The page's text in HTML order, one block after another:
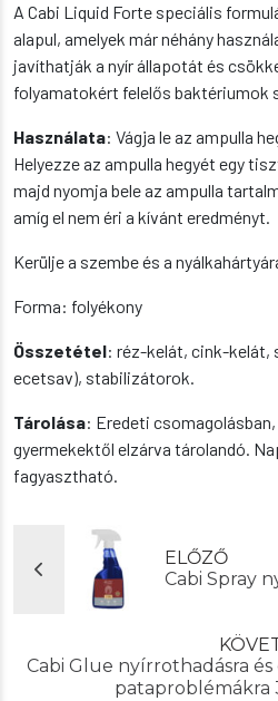
A Cabi Liquid Forte speciális
alapul, amelyek már néhány
javíthatják a nyír állapotát és
folyamatokért felelős baktériumok
Használata: Vágja le az ampulla
Helyezze az ampulla hegyét egy
majd nyomja bele az ampulla
amíg el nem éri a kívánt eredményt.
Kerülje a szembe és a
Forma: folyékony
Összetétel: réz-kelát, cink-kelát,
ecetsav), stabilizátorok.
Tárolása: Eredeti
gyermekektől elzárva tárolandó.
fagyasztható.
ELŐZŐ
Cabi Spray
Cabi Glue nyírrothadásra és
pataproblémákra